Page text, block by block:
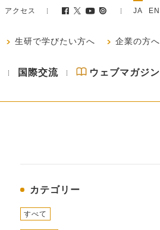
アクセス JA EN
生研で学びたい方へ 企業の方へ
国際交流 ウェブマガジン
カテゴリー
すべて